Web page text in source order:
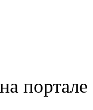
на портале